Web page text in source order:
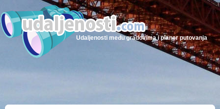
Udaljenosti među gradovima i planer putovanja